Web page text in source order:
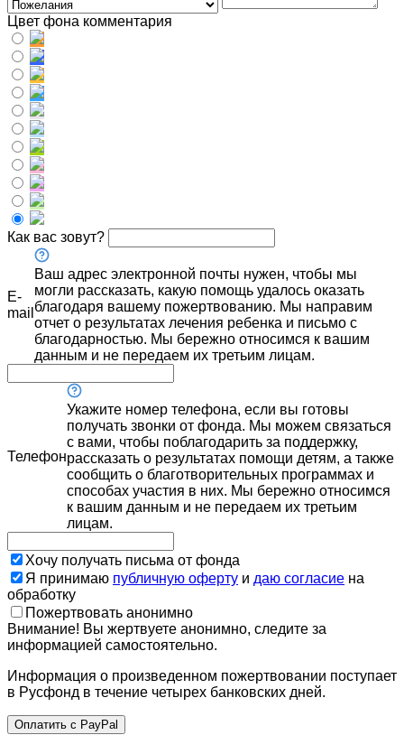
Цвет фона комментария
Как вас зовут?
E-
mail
Ваш адрес электронной почты нужен, чтобы мы
могли рассказать, какую помощь удалось оказать
благодаря вашему пожертвованию. Мы направим
отчет о результатах лечения ребенка и письмо с
благодарностью. Мы бережно относимся к вашим
данным и не передаем их третьим лицам.
Телефон
Укажите номер телефона, если вы готовы
получать звонки от фонда. Мы можем связаться
с вами, чтобы поблагодарить за поддержку,
рассказать о результатах помощи детям, а также
сообщить о благотворительных программах и
способах участия в них. Мы бережно относимся
к вашим данным и не передаем их третьим
лицам.
Хочу получать письма от фонда
Я принимаю публичную оферту и даю согласие на
обработку
Пожертвовать анонимно
Внимание! Вы жертвуете анонимно, следите за
информацией самостоятельно.
Информация о произведенном пожертвовании поступает
в Русфонд в течение четырех банковских дней.
Оплатить с PayPal